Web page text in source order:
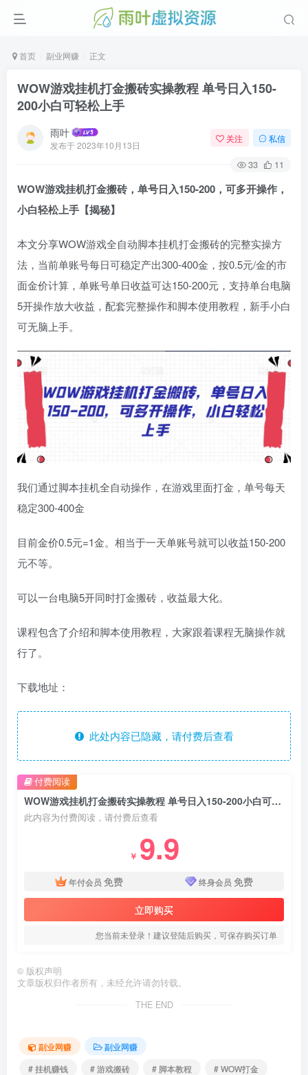
首页 副业网赚 正文
WOW游戏挂机打金搬砖实操教程 单号日入150-
200小白可轻松上手
雨叶
发布于2023年10月13日
关注 私信
33 11
WOW游戏挂机打金搬砖，单号日入150-200，可多开操作，
小白轻松上手【揭秘】
本文分享WOW游戏全自动脚本挂机打金搬砖的完整实操方
法，当前单账号每日可稳定产出300-400金，按0.5元/金的市
面金价计算，单账号单日收益可达150-200元，支持单台电脑
5开操作放大收益，配套完整操作和脚本使用教程，新手小白
可无脑上手。
我们通过脚本挂机全自动操作，在游戏里面打金，单号每天
稳定300-400金
目前金价0.5元=1金。相当于一天单账号就可以收益150-200
元不等。
可以一台电脑5开同时打金搬砖，收益最大化。
课程包含了介绍和脚本使用教程，大家跟着课程无脑操作就
行了。
下载地址：
此处内容已隐藏，请付费后查看
WOW游戏挂机打金搬砖实操教程 单号日入150-200小白可轻松上手
此内容为付费阅读，请付费后查看
￥ 9.9
年付会员 免费 终身会员 免费
立即购买
您当前未登录！建议登陆后购买，可保存购买订单
付费阅读
© 版权声明
文章版权归作者所有，未经允许请勿转载。
THE END
副业网赚
副业网赚
# 挂机赚钱
# 游戏搬砖 # 脚本教程 # WOW打金